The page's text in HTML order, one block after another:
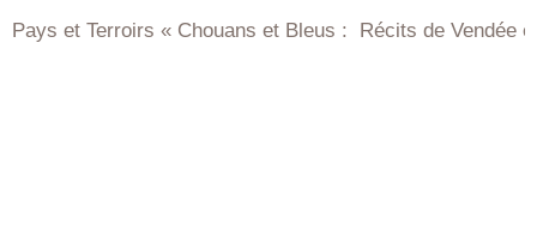
« Chouans et Bleus : Récits de Vendée et de